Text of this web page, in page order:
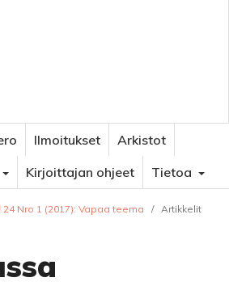
Ilmoitukset
Arkistot
Kirjoittajan ohjeet Tietoa
24 Nro 1 (2017): Vapaa teema / Artikkelit